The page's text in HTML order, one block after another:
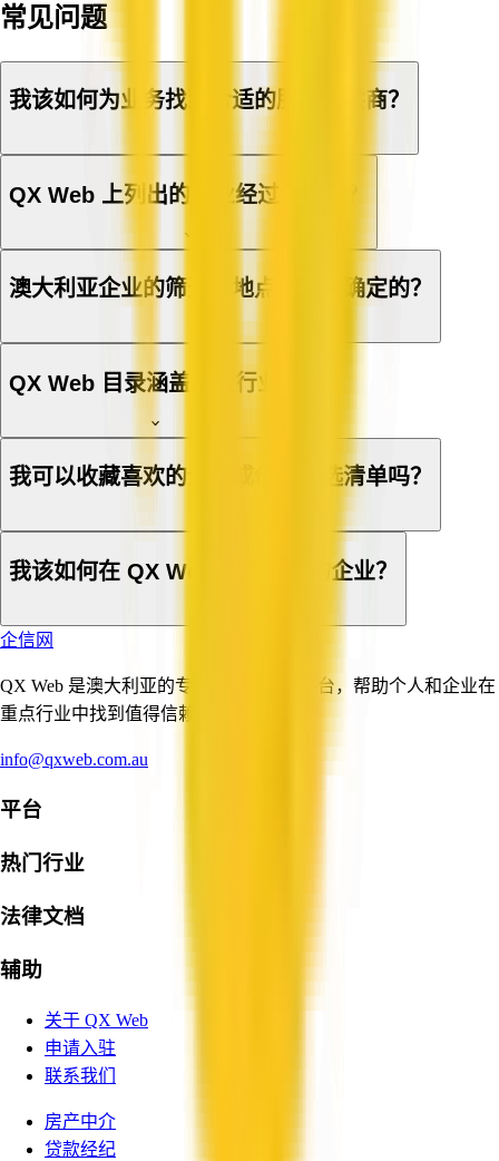
常见问题
我该如何为业务找到合适的服务提供商？
QX Web 上列出的企业经过认证吗？
澳大利亚企业的筛选与地点是如何确定的？
QX Web 目录涵盖哪些行业？
我可以收藏喜欢的企业或创建候选清单吗？
我该如何在 QX Web 上登记我的企业？
企信网
QX Web 是澳大利亚的专业与商业服务平台，帮助个人和企业在
重点行业中找到值得信赖的服务提供商。
info@qxweb.com.au
平台
热门行业
法律文档
辅助
关于 QX Web
申请入驻
联系我们
房产中介
贷款经纪